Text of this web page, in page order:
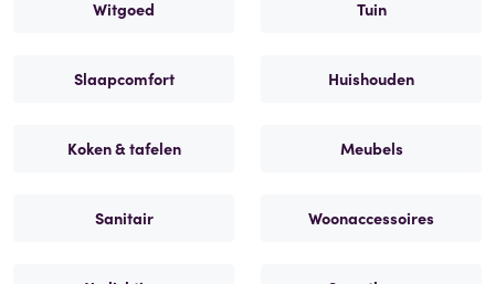
Witgoed Tuin
Slaapcomfort Huishouden
Koken & tafelen Meubels
Sanitair Woonaccessoires